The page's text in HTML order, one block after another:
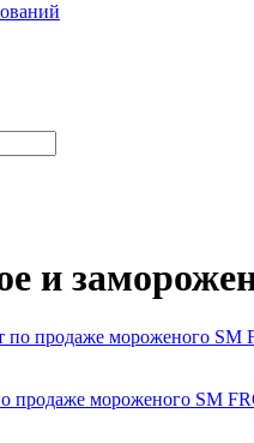
и
продаже мороженого SM